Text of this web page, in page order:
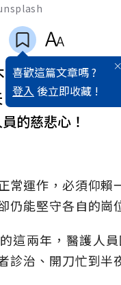
喜歡這篇文章嗎 ?
登入 後立即收藏 !
出了意外，摔
直到晚上11點才
的慈悲心！
常運作，必須仰
仍能堅守各自的崗
這兩年，醫護人
診治、開刀忙到半